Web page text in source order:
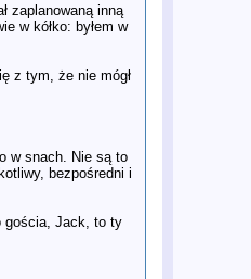
zagra Briana
i "Eight Arms To
spodziewać się po
People”: Jak słaby
zaplanowaną inną
w kółko: byłem w
z tym, że nie mógł
w snach. Nie są to
bezpośredni i
gościa, Jack, to ty